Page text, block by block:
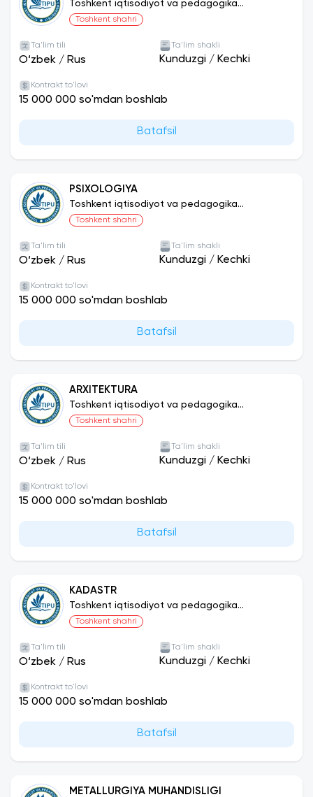
Toshkent iqtisodiyot va pedagogika
universiteti
Toshkent shahri
Ta'lim tili
O‘zbek / Rus
Ta'lim shakli
Kunduzgi / Kechki
Kontrakt to'lovi
15 000 000 so'mdan boshlab
Batafsil
PSIXOLOGIYA
Toshkent iqtisodiyot va pedagogika
universiteti
Toshkent shahri
Ta'lim tili
O‘zbek / Rus
Ta'lim shakli
Kunduzgi / Kechki
Kontrakt to'lovi
15 000 000 so'mdan boshlab
Batafsil
ARXITEKTURA
Toshkent iqtisodiyot va pedagogika
universiteti
Toshkent shahri
Ta'lim tili
O‘zbek / Rus
Ta'lim shakli
Kunduzgi / Kechki
Kontrakt to'lovi
15 000 000 so'mdan boshlab
Batafsil
KADASTR
Toshkent iqtisodiyot va pedagogika
universiteti
Toshkent shahri
Ta'lim tili
O‘zbek / Rus
Ta'lim shakli
Kunduzgi / Kechki
Kontrakt to'lovi
15 000 000 so'mdan boshlab
Batafsil
METALLURGIYA MUHANDISLIGI